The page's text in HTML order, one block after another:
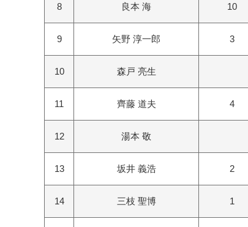
8 良本 海 10
9 矢野 淳一郎 3
10 森戸 亮生
11 齊藤 道夫 4
12 湯本 敬
13 坂井 義浩 2
14 三枝 聖博 1